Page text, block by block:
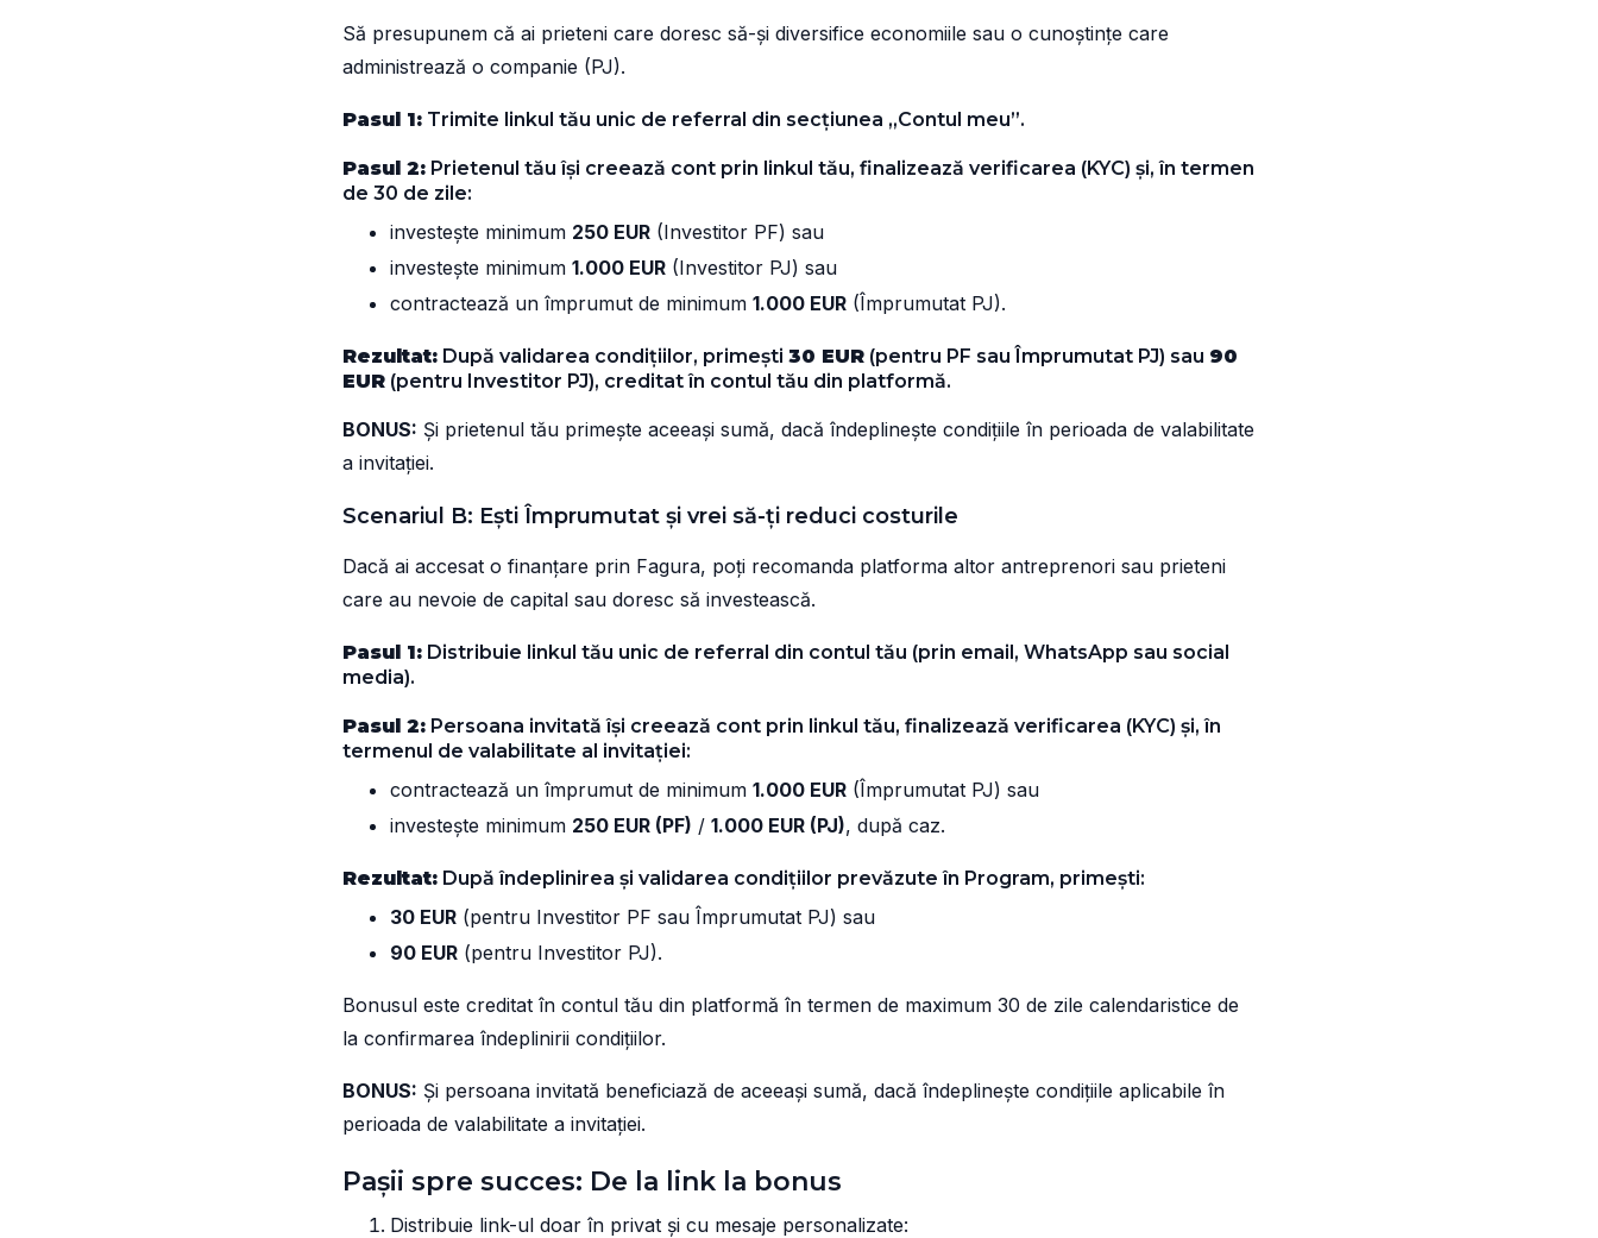
Să presupunem că ai prieteni care doresc să-și diversifice economiile sau o cunoștințe care
administrează o companie (PJ).
Pasul 1: Trimite linkul tău unic de referral din secțiunea „Contul meu”.
Pasul 2: Prietenul tău își creează cont prin linkul tău, finalizează verificarea (KYC) și, în termen
de 30 de zile:
investește minimum 250 EUR (Investitor PF) sau
investește minimum 1.000 EUR (Investitor PJ) sau
contractează un împrumut de minimum 1.000 EUR (Împrumutat PJ).
Rezultat: După validarea condițiilor, primești 30 EUR (pentru PF sau Împrumutat PJ) sau 90
EUR (pentru Investitor PJ), creditat în contul tău din platformă.
BONUS: Și prietenul tău primește aceeași sumă, dacă îndeplinește condițiile în perioada de valabilitate
a invitației.
Scenariul B: Ești Împrumutat și vrei să-ți reduci costurile
Dacă ai accesat o finanțare prin Fagura, poți recomanda platforma altor antreprenori sau prieteni
care au nevoie de capital sau doresc să investească.
Pasul 1: Distribuie linkul tău unic de referral din contul tău (prin email, WhatsApp sau social
media).
Pasul 2: Persoana invitată își creează cont prin linkul tău, finalizează verificarea (KYC) și, în
termenul de valabilitate al invitației:
contractează un împrumut de minimum 1.000 EUR (Împrumutat PJ) sau
investește minimum 250 EUR (PF) / 1.000 EUR (PJ), după caz.
Rezultat: După îndeplinirea și validarea condițiilor prevăzute în Program, primești:
30 EUR (pentru Investitor PF sau Împrumutat PJ) sau
90 EUR (pentru Investitor PJ).
Bonusul este creditat în contul tău din platformă în termen de maximum 30 de zile calendaristice de
la confirmarea îndeplinirii condițiilor.
BONUS: Și persoana invitată beneficiază de aceeași sumă, dacă îndeplinește condițiile aplicabile în
perioada de valabilitate a invitației.
Pașii spre succes: De la link la bonus
Distribuie link-ul doar în privat și cu mesaje personalizate: